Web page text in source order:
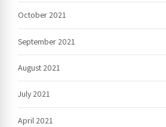
October 2021
September 2021
August 2021
July 2021
April 2021